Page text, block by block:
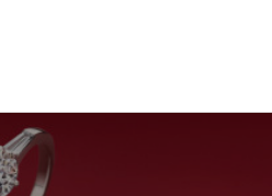
Zuidzee parels
cm